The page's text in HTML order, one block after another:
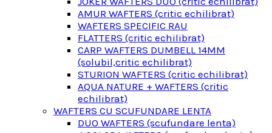
AMUR WAFTERS (critic echilibrat)
WAFTERS SPECIFIC RAU
FLATTERS (critic echilibrat)
CARP WAFTERS DUMBELL 14MM
(solubil,critic echilibrat)
STURION WAFTERS (critic echilibrat)
AQUA NATURE + WAFTERS (critic
echilibrat)
WAFTERS CU SCUFUNDARE LENTA
DUO WAFTERS (scufundare lenta)